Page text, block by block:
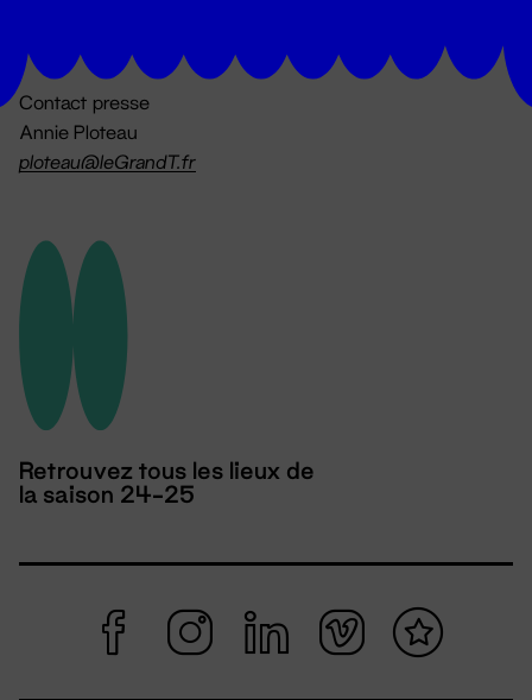
Contact presse
Annie Ploteau
ploteau@leGrandT.fr
Retrouvez tous les lieux de
la saison 24-25